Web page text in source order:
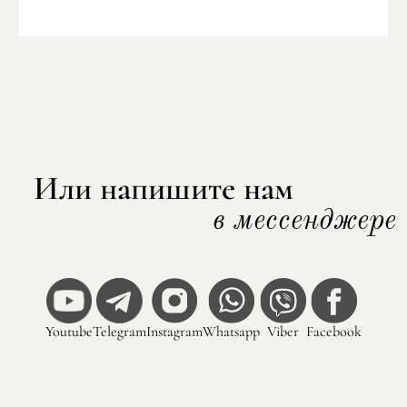
Или напишите нам
в мессенджере
YoutubeTelegramInstagramWhatsapp Viber Facebook